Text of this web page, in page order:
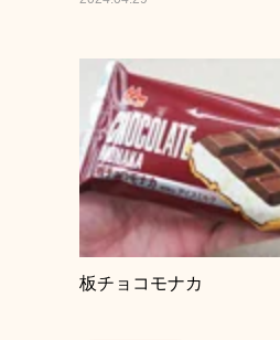
板チョコモナカ